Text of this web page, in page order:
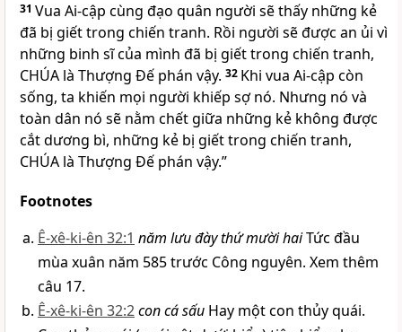
31 Vua Ai-cập cùng đạo quân người sẽ thấy những kẻ
đã bị giết trong chiến tranh. Rồi người sẽ được an ủi vì
những binh sĩ của mình đã bị giết trong chiến tranh,
CHÚA là Thượng Đế phán vậy. 32 Khi vua Ai-cập còn
sống, ta khiến mọi người khiếp sợ nó. Nhưng nó và
toàn dân nó sẽ nằm chết giữa những kẻ không được
cắt dương bì, những kẻ bị giết trong chiến tranh,
CHÚA là Thượng Đế phán vậy.”
Footnotes
Ê-xê-ki-ên 32:1 năm lưu đày thứ mười haiTức đầu
mùa xuân năm 585 trước Công nguyên. Xem thêm
câu 17.
Ê-xê-ki-ên 32:2con cá sấu Hay một con thủy quái.